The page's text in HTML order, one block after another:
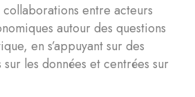
entre acteurs
autour des questions
en s’appuyant sur des
les données et centrées sur